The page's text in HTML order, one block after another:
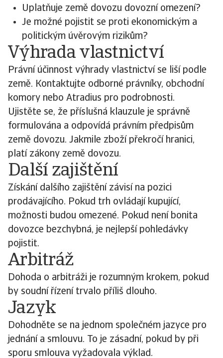
Uplatňuje země dovozu dovozní omezení?
Je možné pojistit se proti ekonomickým a
politickým úvěrovým rizikům?
Výhrada vlastnictví
Právní účinnost výhrady vlastnictví se liší podle
země. Kontaktujte odborné právníky, obchodní
komory nebo Atradius pro podrobnosti.
Ujistěte se, že příslušná klauzule je správně
formulována a odpovídá právním předpisům
země dovozu. Jakmile zboží překročí hranici,
platí zákony země dovozu.
Další zajištění
Získání dalšího zajištění závisí na pozici
prodávajícího. Pokud trh ovládají kupující,
možnosti budou omezené. Pokud není bonita
dovozce bezchybná, je nejlepší pohledávky
pojistit.
Arbitráž
Dohoda o arbitráži je rozumným krokem, pokud
by soudní řízení trvalo příliš dlouho.
Jazyk
Dohodněte se na jednom společném jazyce pro
jednání a smlouvu. To je zásadní, pokud by při
sporu smlouva vyžadovala výklad.